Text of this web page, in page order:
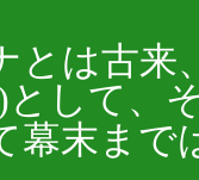
とは古来
として、
幕末まで